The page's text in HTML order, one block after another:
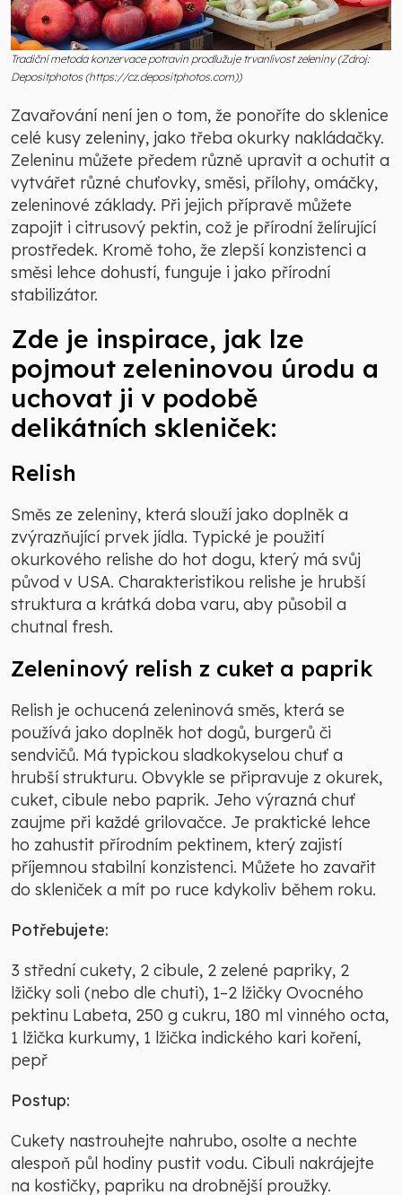
Tradiční metoda konzervace potravin prodlužuje trvanlivost zeleniny (Zdroj:
Depositphotos (https://cz.depositphotos.com))
Zavařování není jen o tom, že ponoříte do sklenice
celé kusy zeleniny, jako třeba okurky nakládačky.
Zeleninu můžete předem různě upravit a ochutit a
vytvářet různé chuťovky, směsi, přílohy, omáčky,
zeleninové základy. Při jejich přípravě můžete
zapojit i citrusový pektin, což je přírodní želírující
prostředek. Kromě toho, že zlepší konzistenci a
směsi lehce dohustí, funguje i jako přírodní
stabilizátor.
Zde je inspirace, jak lze
pojmout zeleninovou úrodu a
uchovat ji v podobě
delikátních skleniček:
Relish
Směs ze zeleniny, která slouží jako doplněk a
zvýrazňující prvek jídla. Typické je použití
okurkového relishe do hot dogu, který má svůj
původ v USA. Charakteristikou relishe je hrubší
struktura a krátká doba varu, aby působil a
chutnal fresh.
Zeleninový relish z cuket a paprik
Relish je ochucená zeleninová směs, která se
používá jako doplněk hot dogů, burgerů či
sendvičů. Má typickou sladkokyselou chuť a
hrubší strukturu. Obvykle se připravuje z okurek,
cuket, cibule nebo paprik. Jeho výrazná chuť
zaujme při každé grilovačce. Je praktické lehce
ho zahustit přírodním pektinem, který zajistí
příjemnou stabilní konzistenci. Můžete ho zavařit
do skleniček a mít po ruce kdykoliv během roku.
Potřebujete:
3 střední cukety, 2 cibule, 2 zelené papriky, 2
lžičky soli (nebo dle chuti), 1–2 lžičky Ovocného
pektinu Labeta, 250 g cukru, 180 ml vinného octa,
1 lžička kurkumy, 1 lžička indického kari koření,
pepř
Postup:
Cukety nastrouhejte nahrubo, osolte a nechte
alespoň půl hodiny pustit vodu. Cibuli nakrájejte
na kostičky, papriku na drobnější proužky.